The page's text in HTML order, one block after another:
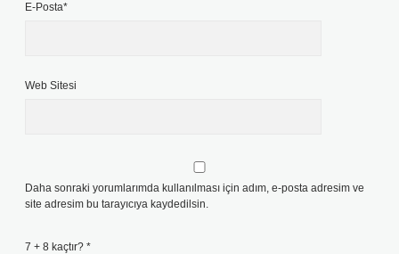
E-Posta*
Web Sitesi
Daha sonraki yorumlarımda kullanılması için adım, e-posta adresim ve
site adresim bu tarayıcıya kaydedilsin.
7 + 8 kaçtır? *